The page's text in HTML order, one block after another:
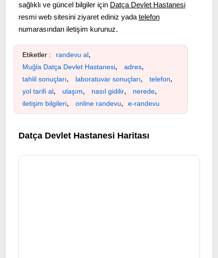
sağlıklı ve güncel bilgiler için Datça Devlet Hastanesi
resmi web sitesini ziyaret ediniz yada telefon
numarasından iletişim kurunuz.
Etiketler : randevu al,
Muğla Datça Devlet Hastanesi, adres,
tahlil sonuçları, laboratuvar sonuçları, telefon,
yol tarifi al, ulaşım, nasıl gidilir, nerede,
iletişim bilgileri, online randevu, e-randevu
Datça Devlet Hastanesi Haritası